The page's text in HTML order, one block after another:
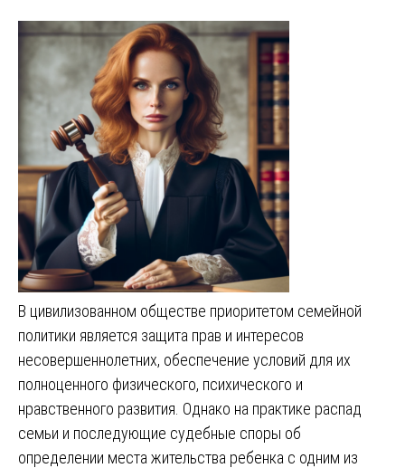
В цивилизованном обществе приоритетом семейной
политики является защита прав и интересов
несовершеннолетних, обеспечение условий для их
полноценного физического, психического и
нравственного развития. Однако на практике распад
семьи и последующие судебные споры об
определении места жительства ребенка с одним из